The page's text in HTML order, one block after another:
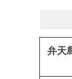
弁天